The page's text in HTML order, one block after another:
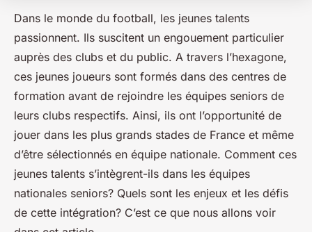
Dans le monde du football, les jeunes talents
passionnent. Ils suscitent un engouement particulier
auprès des clubs et du public. A travers l’hexagone,
ces jeunes joueurs sont formés dans des centres de
formation avant de rejoindre les équipes seniors de
leurs clubs respectifs. Ainsi, ils ont l’opportunité de
jouer dans les plus grands stades de France et même
d’être sélectionnés en équipe nationale. Comment ces
jeunes talents s’intègrent-ils dans les équipes
nationales seniors? Quels sont les enjeux et les défis
de cette intégration? C’est ce que nous allons voir